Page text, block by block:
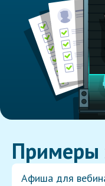
Примеры
Афиша для